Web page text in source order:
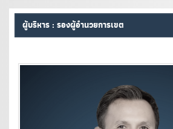
ผู้บริหาร : รองผู้อำนวยการเขต